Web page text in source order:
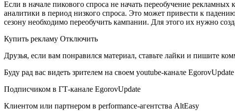
Если в начале пикового спроса не начать переобучение
аналитики в период низкого спроса. Это может привести к
сезону необходимо переобучить кампании. Для этого их нужно
Купить рекламу Отключить
Друзья, если вам понравился материал, ставьте лайки и пишите
Буду рад вас видеть зрителем на своем youtube-канале EgorovUpdate
Подписчиком в ГТ-канале EgorovUpdate
Клиентом или партнером в performance-агентства AltEasy